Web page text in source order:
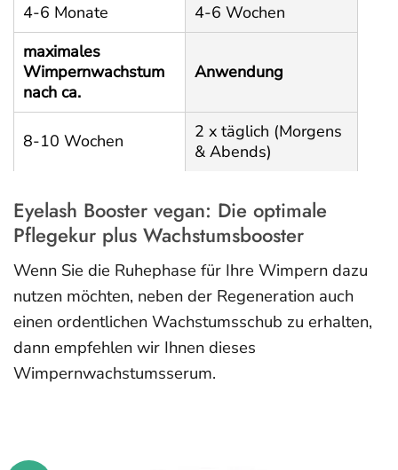
4-6 Monate
4-6 Wochen
maximales
Wimpernwachstum
nach ca.
Anwendung
8-10 Wochen
2 x täglich (Morgens
& Abends)
Eyelash Booster vegan: Die optimale
Pflegekur plus Wachstumsbooster
Wenn Sie die Ruhephase für Ihre Wimpern dazu
nutzen möchten, neben der Regeneration auch
einen ordentlichen Wachstumsschub zu erhalten,
dann empfehlen wir Ihnen dieses
Wimpernwachstumsserum.